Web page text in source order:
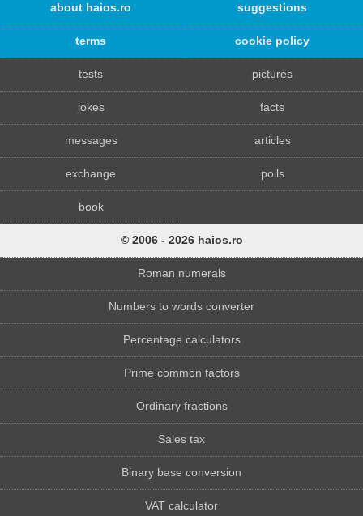
about haios.ro suggestions
terms cookie policy
tests pictures
jokes facts
messages articles
exchange polls
book
© 2006 - 2026 haios.ro
Roman numerals
Numbers to words converter
Percentage calculators
Prime common factors
Ordinary fractions
Sales tax
Binary base conversion
VAT calculator